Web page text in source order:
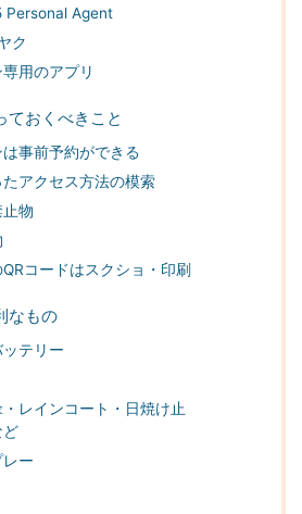
Personal Agent
ク
用のアプリ
ておくべきこと
事前予約ができる
たアクセス方法の模索
物
コードはスクショ・印刷
なもの
テリー
レインコート・日焼け止
ど
ー